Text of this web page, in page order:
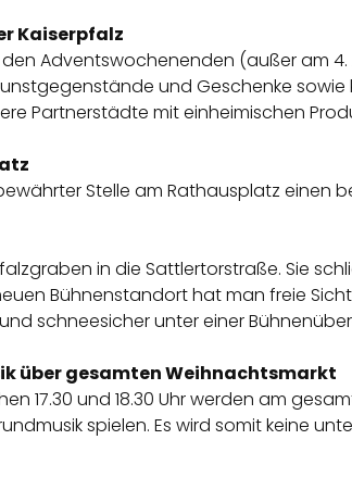
Kaiserpfalz
Adventswochenenden (außer am
und Geschenke sowie
Partnerstädte mit einheimischen
Stelle am Rathausplatz einen
in die Sattlertorstraße. Sie
Bühnenstandort hat man freie
schneesicher unter einer
über gesamten Weihnachtsmarkt
17.30 und 18.30 Uhr werden am
spielen. Es wird somit keine